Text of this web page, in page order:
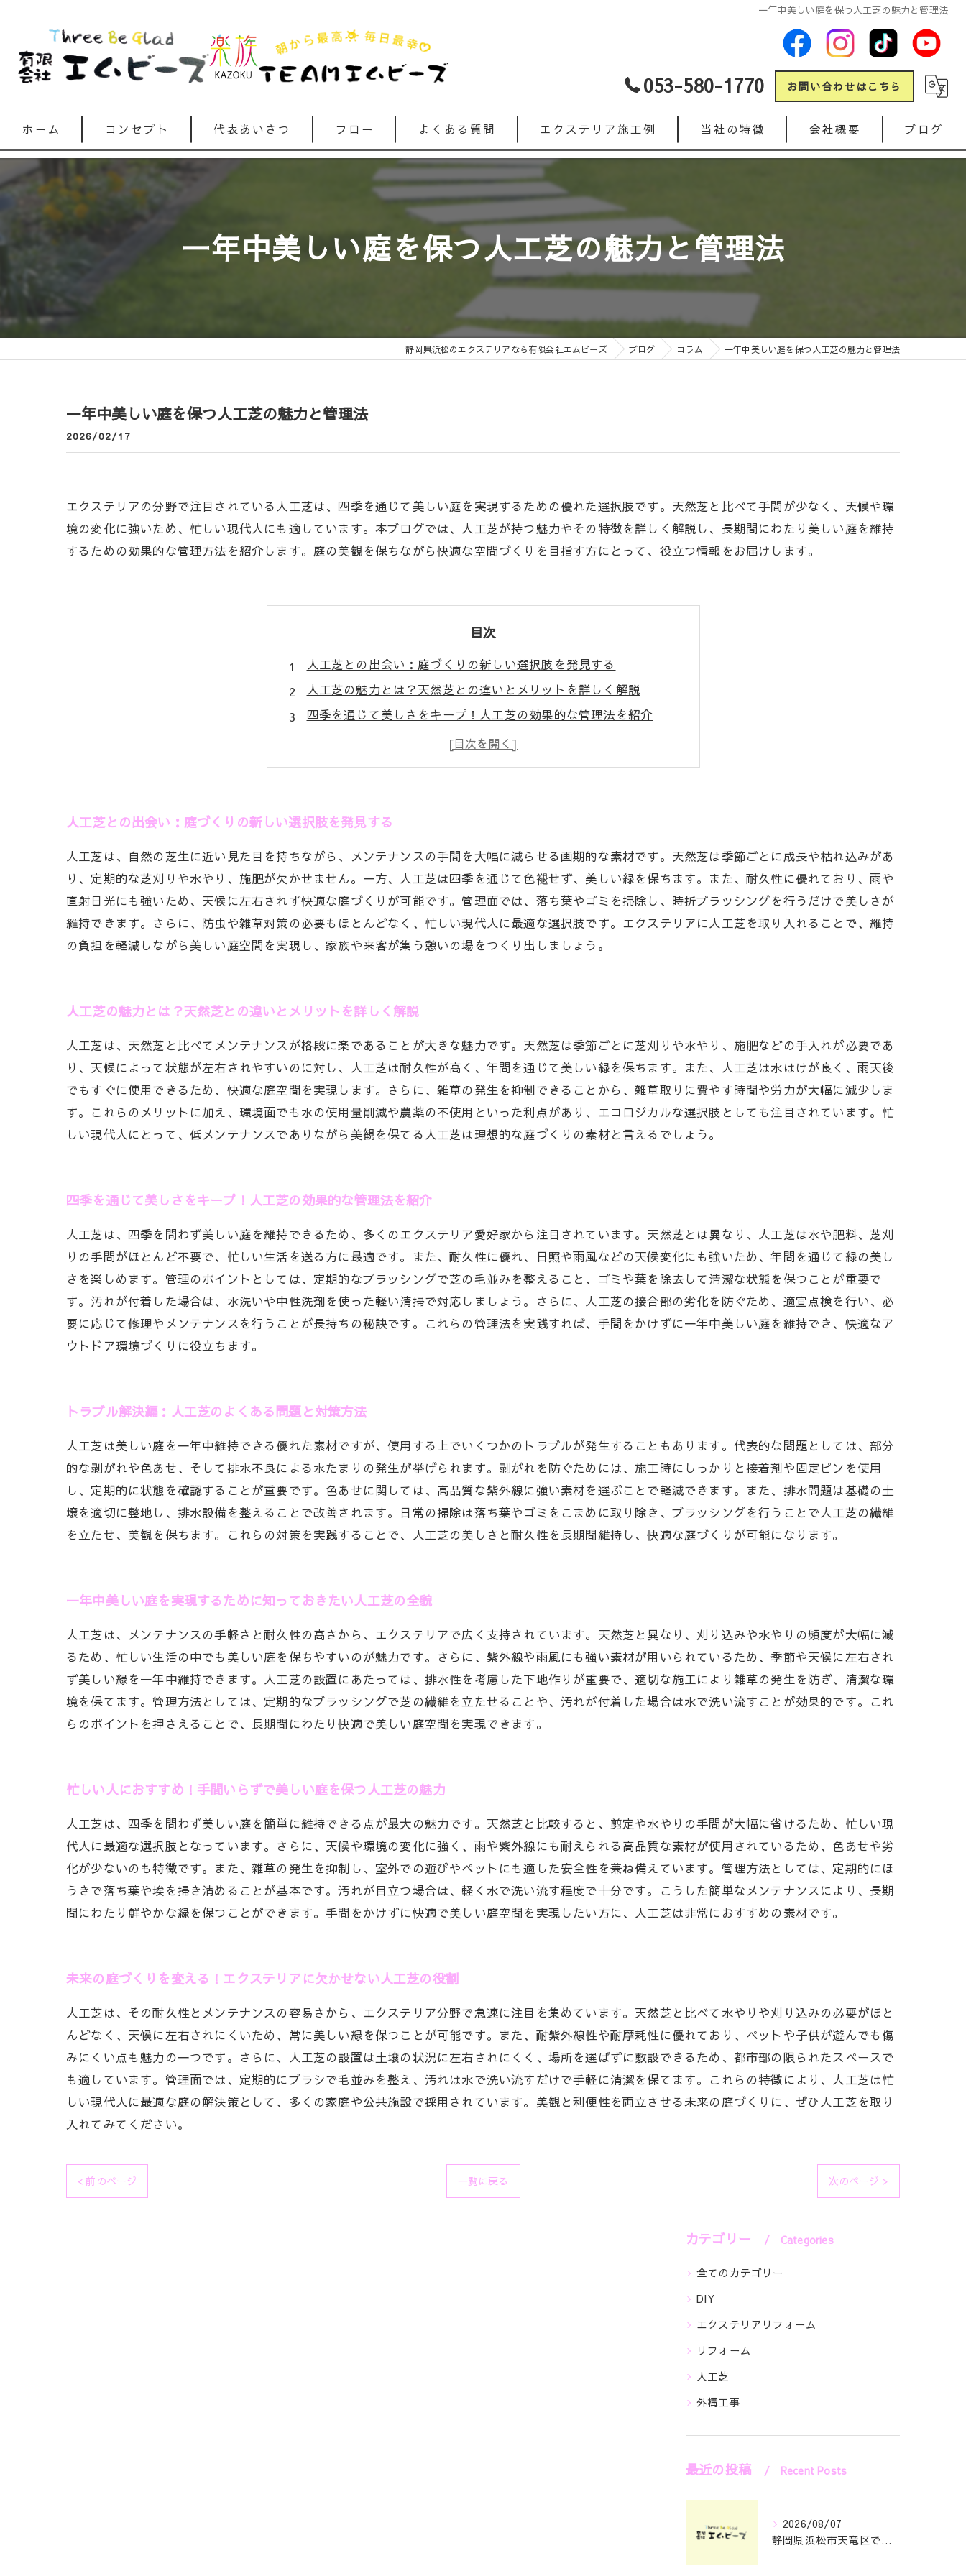
一年中美しい庭を保つ人工芝の魅力と管理法
053-580-1770 お問い合わせはこちら
ホーム コンセプト 代表あいさつ フロー よくある質問 エクステリア施工例 当社の特徴
ガレージ
人工芝
インターロッキング
会社概要 ブログ
一年中美しい庭を保つ人工芝の魅力と管理法
静岡県浜松のエクステリアなら有限会社エムビーズ ブログ コラム 一年中美しい庭を保つ人工芝の魅力と管理法
一年中美しい庭を保つ人工芝の魅力と管理法
2026/02/17
エクステリアの分野で注目されている人工芝は、四季を通じて美しい庭を実現するための優れた選択肢です。天然芝と比べて手間が少なく、天候や環
境の変化に強いため、忙しい現代人にも適しています。本ブログでは、人工芝が持つ魅力やその特徴を詳しく解説し、長期間にわたり美しい庭を維持
するための効果的な管理方法を紹介します。庭の美観を保ちながら快適な空間づくりを目指す方にとって、役立つ情報をお届けします。
目次
人工芝との出会い：庭づくりの新しい選択肢を発見する
人工芝の魅力とは？天然芝との違いとメリットを詳しく解説
四季を通じて美しさをキープ！人工芝の効果的な管理法を紹介
トラブル解決編：人工芝のよくある問題と対策方法
一年中美しい庭を実現するために知っておきたい人工芝の全貌
未来の庭づくりを変える！エクステリアに欠かせない人工芝の役割
人工芝との出会い：庭づくりの新しい選択肢を発見する
人工芝は、自然の芝生に近い見た目を持ちながら、メンテナンスの手間を大幅に減らせる画期的な素材です。天然芝は季節ごとに成長や枯れ込みがあ
り、定期的な芝刈りや水やり、施肥が欠かせません。一方、人工芝は四季を通じて色褪せず、美しい緑を保ちます。また、耐久性に優れており、雨や
直射日光にも強いため、天候に左右されず快適な庭づくりが可能です。管理面では、落ち葉やゴミを掃除し、時折ブラッシングを行うだけで美しさが
維持できます。さらに、防虫や雑草対策の必要もほとんどなく、忙しい現代人に最適な選択肢です。エクステリアに人工芝を取り入れることで、維持
の負担を軽減しながら美しい庭空間を実現し、家族や来客が集う憩いの場をつくり出しましょう。
人工芝の魅力とは？天然芝との違いとメリットを詳しく解説
人工芝は、天然芝と比べてメンテナンスが格段に楽であることが大きな魅力です。天然芝は季節ごとに芝刈りや水やり、施肥などの手入れが必要であ
り、天候によって状態が左右されやすいのに対し、人工芝は耐久性が高く、年間を通じて美しい緑を保ちます。また、人工芝は水はけが良く、雨天後
でもすぐに使用できるため、快適な庭空間を実現します。さらに、雑草の発生を抑制できることから、雑草取りに費やす時間や労力が大幅に減少しま
す。これらのメリットに加え、環境面でも水の使用量削減や農薬の不使用といった利点があり、エコロジカルな選択肢としても注目されています。忙
しい現代人にとって、低メンテナンスでありながら美観を保てる人工芝は理想的な庭づくりの素材と言えるでしょう。
四季を通じて美しさをキープ！人工芝の効果的な管理法を紹介
人工芝は、四季を問わず美しい庭を維持できるため、多くのエクステリア愛好家から注目されています。天然芝とは異なり、人工芝は水や肥料、芝刈
りの手間がほとんど不要で、忙しい生活を送る方に最適です。また、耐久性に優れ、日照や雨風などの天候変化にも強いため、年間を通じて緑の美し
さを楽しめます。管理のポイントとしては、定期的なブラッシングで芝の毛並みを整えること、ゴミや葉を除去して清潔な状態を保つことが重要で
す。汚れが付着した場合は、水洗いや中性洗剤を使った軽い清掃で対応しましょう。さらに、人工芝の接合部の劣化を防ぐため、適宜点検を行い、必
要に応じて修理やメンテナンスを行うことが長持ちの秘訣です。これらの管理法を実践すれば、手間をかけずに一年中美しい庭を維持でき、快適なア
ウトドア環境づくりに役立ちます。
トラブル解決編：人工芝のよくある問題と対策方法
人工芝は美しい庭を一年中維持できる優れた素材ですが、使用する上でいくつかのトラブルが発生することもあります。代表的な問題としては、部分
的な剥がれや色あせ、そして排水不良による水たまりの発生が挙げられます。剥がれを防ぐためには、施工時にしっかりと接着剤や固定ピンを使用
し、定期的に状態を確認することが重要です。色あせに関しては、高品質な紫外線に強い素材を選ぶことで軽減できます。また、排水問題は基礎の土
壌を適切に整地し、排水設備を整えることで改善されます。日常の掃除は落ち葉やゴミをこまめに取り除き、ブラッシングを行うことで人工芝の繊維
を立たせ、美観を保ちます。これらの対策を実践することで、人工芝の美しさと耐久性を長期間維持し、快適な庭づくりが可能になります。
一年中美しい庭を実現するために知っておきたい人工芝の全貌
人工芝は、メンテナンスの手軽さと耐久性の高さから、エクステリアで広く支持されています。天然芝と異なり、刈り込みや水やりの頻度が大幅に減
るため、忙しい生活の中でも美しい庭を保ちやすいのが魅力です。さらに、紫外線や雨風にも強い素材が用いられているため、季節や天候に左右され
ず美しい緑を一年中維持できます。人工芝の設置にあたっては、排水性を考慮した下地作りが重要で、適切な施工により雑草の発生を防ぎ、清潔な環
境を保てます。管理方法としては、定期的なブラッシングで芝の繊維を立たせることや、汚れが付着した場合は水で洗い流すことが効果的です。これ
らのポイントを押さえることで、長期間にわたり快適で美しい庭空間を実現できます。
忙しい人におすすめ！手間いらずで美しい庭を保つ人工芝の魅力
人工芝は、四季を問わず美しい庭を簡単に維持できる点が最大の魅力です。天然芝と比較すると、剪定や水やりの手間が大幅に省けるため、忙しい現
代人に最適な選択肢となっています。さらに、天候や環境の変化に強く、雨や紫外線にも耐えられる高品質な素材が使用されているため、色あせや劣
化が少ないのも特徴です。また、雑草の発生を抑制し、室外での遊びやペットにも適した安全性を兼ね備えています。管理方法としては、定期的にほ
うきで落ち葉や埃を掃き清めることが基本です。汚れが目立つ場合は、軽く水で洗い流す程度で十分です。こうした簡単なメンテナンスにより、長期
間にわたり鮮やかな緑を保つことができます。手間をかけずに快適で美しい庭空間を実現したい方に、人工芝は非常におすすめの素材です。
未来の庭づくりを変える！エクステリアに欠かせない人工芝の役割
人工芝は、その耐久性とメンテナンスの容易さから、エクステリア分野で急速に注目を集めています。天然芝と比べて水やりや刈り込みの必要がほと
んどなく、天候に左右されにくいため、常に美しい緑を保つことが可能です。また、耐紫外線性や耐摩耗性に優れており、ペットや子供が遊んでも傷
みにくい点も魅力の一つです。さらに、人工芝の設置は土壌の状況に左右されにくく、場所を選ばずに敷設できるため、都市部の限られたスペースで
も適しています。管理面では、定期的にブラシで毛並みを整え、汚れは水で洗い流すだけで手軽に清潔を保てます。これらの特徴により、人工芝は忙
しい現代人に最適な庭の解決策として、多くの家庭や公共施設で採用されています。美観と利便性を両立させる未来の庭づくりに、ぜひ人工芝を取り
入れてみてください。
< 前のページ 一覧に戻る 次のページ >
カテゴリー Categories
全てのカテゴリー
DIY
エクステリアリフォーム
リフォーム
人工芝
外構工事
最近の投稿 Recent Posts
2026/08/07
静岡県浜松市天竜区で庭のリフォームとエクステリアリフォーム費用と安心依頼先の選び方